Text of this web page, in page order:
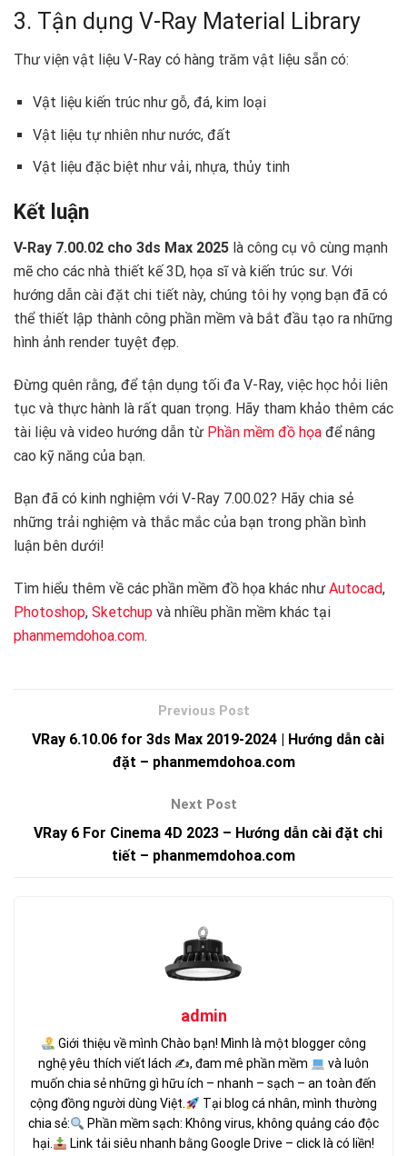
3. Tận dụng V-Ray Material Library
Thư viện vật liệu V-Ray có hàng trăm vật liệu sẵn có:
Vật liệu kiến trúc như gỗ, đá, kim loại
Vật liệu tự nhiên như nước, đất
Vật liệu đặc biệt như vải, nhựa, thủy tinh
Kết luận
V-Ray 7.00.02 cho 3ds Max 2025 là công cụ vô cùng mạnh
mẽ cho các nhà thiết kế 3D, họa sĩ và kiến trúc sư. Với
hướng dẫn cài đặt chi tiết này, chúng tôi hy vọng bạn đã có
thể thiết lập thành công phần mềm và bắt đầu tạo ra những
hình ảnh render tuyệt đẹp.
Đừng quên rằng, để tận dụng tối đa V-Ray, việc học hỏi liên
tục và thực hành là rất quan trọng. Hãy tham khảo thêm các
tài liệu và video hướng dẫn từ Phần mềm đồ họa để nâng
cao kỹ năng của bạn.
Bạn đã có kinh nghiệm với V-Ray 7.00.02? Hãy chia sẻ
những trải nghiệm và thắc mắc của bạn trong phần bình
luận bên dưới!
Tìm hiểu thêm về các phần mềm đồ họa khác như Autocad,
Photoshop, Sketchup và nhiều phần mềm khác tại
phanmemdohoa.com.
VRay 6.10.06 for 3ds Max 2019-2024 | Hướng dẫn cài
đặt – phanmemdohoa.com
VRay 6 For Cinema 4D 2023 – Hướng dẫn cài đặt chi
tiết – phanmemdohoa.com
admin
Giới thiệu về mình Chào bạn! Mình là một blogger công
nghệ yêu thích viết lách ✍, đam mê phần mềm
và luôn
muốn chia sẻ những gì hữu ích – nhanh – sạch – an toàn đến
cộng đồng người dùng Việt.
Tại blog cá nhân, mình thường
chia sẻ:
Phần mềm sạch: Không virus, không quảng cáo độc
hại.
Link tải siêu nhanh bằng Google Drive – click là có liền!